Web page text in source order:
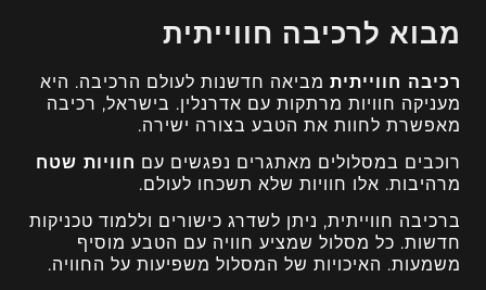
מבוא לרכיבה חווייתית
רכיבה חווייתית מביאה חדשנות לעולם הרכיבה. היא
מעניקה חוויות מרתקות עם אדרנלין. בישראל, רכיבה
מאפשרת לחוות את הטבע בצורה ישירה.
רוכבים במסלולים מאתגרים נפגשים עם חוויות שטח
מרהיבות. אלו חוויות שלא תשכחו לעולם.
ברכיבה חווייתית, ניתן לשדרג כישורים וללמוד טכניקות
חדשות. כל מסלול שמציע חוויה עם הטבע מוסיף
משמעות. האיכויות של המסלול משפיעות על החוויה.